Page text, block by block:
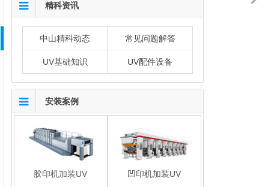
精科资讯
中山精科动态 常见问题解答
UV基础知识 UV配件设备
安装案例
胶印机加装UV 凹印机加装UV